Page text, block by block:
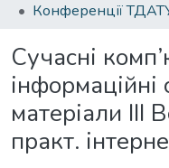
Конференції
Сучасні
інформаційні
матеріали ІІІ
практ.